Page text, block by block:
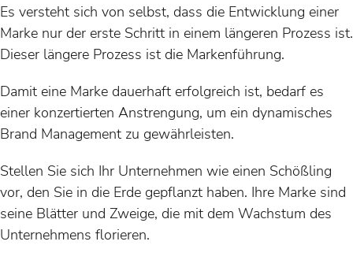
Es versteht sich von selbst, dass die Entwicklung einer
Marke nur der erste Schritt in einem längeren Prozess ist.
Dieser längere Prozess ist die Markenführung.
Damit eine Marke dauerhaft erfolgreich ist, bedarf es
einer konzertierten Anstrengung, um ein dynamisches
Brand Management zu gewährleisten.
Stellen Sie sich Ihr Unternehmen wie einen Schößling
vor, den Sie in die Erde gepflanzt haben. Ihre Marke sind
seine Blätter und Zweige, die mit dem Wachstum des
Unternehmens florieren.